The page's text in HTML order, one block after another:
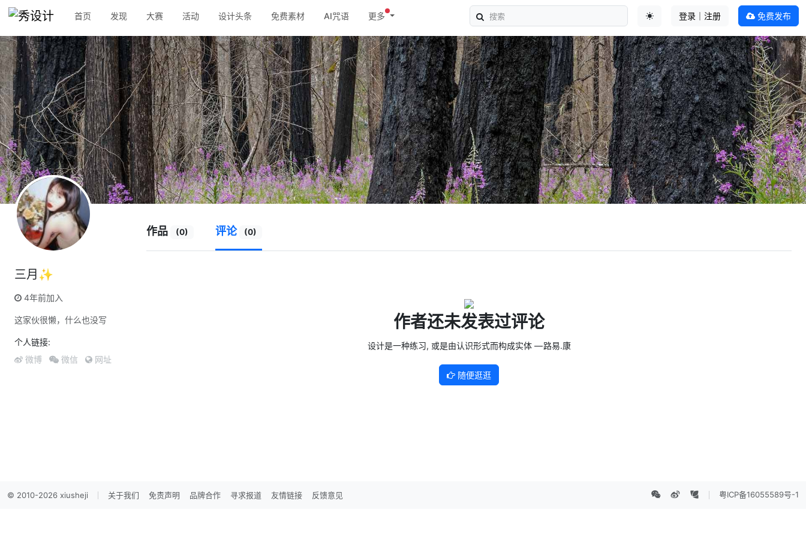
首页 发现 大赛 活动 设计头条 免费素材 AI咒语
更多
登录｜注册 免费发布
三月✨
4年前加入
这家伙很懒，什么也没写
个人链接:
微博 微信 网址
作品 (0) 评论 (0)
作者还未发表过评论
设计是一种练习, 或是由认识形式而构成实体 — 路易.康
随便逛逛
© 2010-2026 xiusheji 关于我们 免责声明 品牌合作 寻求报道 友情链接 反馈意见 粤ICP备16055589号-1